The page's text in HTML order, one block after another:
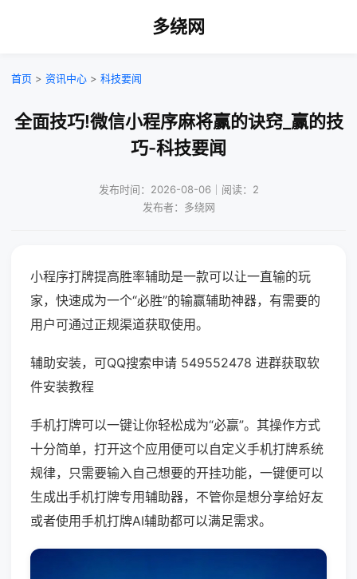
多绕网
首页 > 资讯中心 > 科技要闻
全面技巧!微信小程序麻将赢的诀窍_赢的技
巧-科技要闻
发布时间：2026-08-06｜阅读：2
发布者：多绕网
小程序打牌提高胜率辅助是一款可以让一直输的玩
家，快速成为一个“必胜”的输赢辅助神器，有需要的
用户可通过正规渠道获取使用。
辅助安装，可QQ搜索申请 549552478 进群获取软
件安装教程
手机打牌可以一键让你轻松成为“必赢”。其操作方式
十分简单，打开这个应用便可以自定义手机打牌系统
规律，只需要输入自己想要的开挂功能，一键便可以
生成出手机打牌专用辅助器，不管你是想分享给好友
或者使用手机打牌AI辅助都可以满足需求。